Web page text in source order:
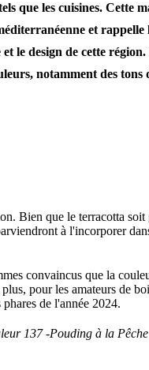
que les cuisines. Cette
et rappelle
le design de cette
notamment des tons
Bien que le terracotta soit
à l'incorporer
convaincus que la
pour les amateurs de
de l'année 2024.
137 -Pouding à la Pêche